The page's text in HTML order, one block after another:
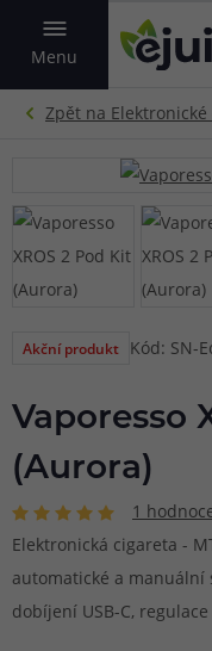
Menu
VYHLEDAT
Akční produkt Kód: SN-
Vaporesso
(Aurora)
1
Elektronická cigareta -
automatické a manuální
dobíjení USB-C,